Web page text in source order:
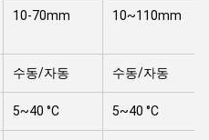
10-70mm 10~110mm
수동/자동 수동/자동
5~40 °C 5~40 °C